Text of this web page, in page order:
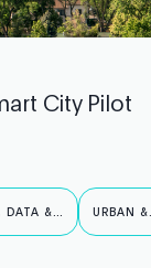
City Pilot
DATA &
URBAN &